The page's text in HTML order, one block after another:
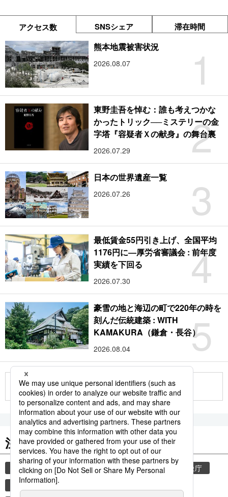
アクセス数 SNSシェア 滞在時間
1
熊本地震被害状況
2026.08.07
2
東野圭吾を悼む：誰も考えつかな
かったトリック──ミステリーの金
字塔『容疑者Ｘの献身』の舞台裏
2026.07.29
3
日本の世界遺産一覧
2026.07.26
4
最低賃金55円引き上げ、全国平均
1176円に―厚労省審議会 : 前年度
実績を下回る
2026.07.30
5
豪雪の地と海辺の町で220年の時を
刻んだ伝統建築 : WITH
KAMAKURA（鎌倉・長谷）
2026.08.04
もっと見る
注目のキーワード
共同通信ニュース 気象・災害 災害
気象庁
地震
津波